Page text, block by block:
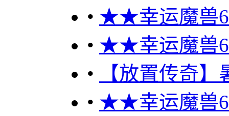
• ★★幸运魔兽
• ★★幸运魔兽
•
【放置传奇
• ★★幸运魔兽